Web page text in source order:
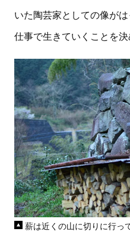
いた陶芸家としての像が
仕事で生きていくことを決
薪は近くの山に切りに行っ